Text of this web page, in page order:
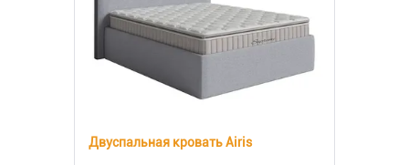
Двуспальная кровать Airis